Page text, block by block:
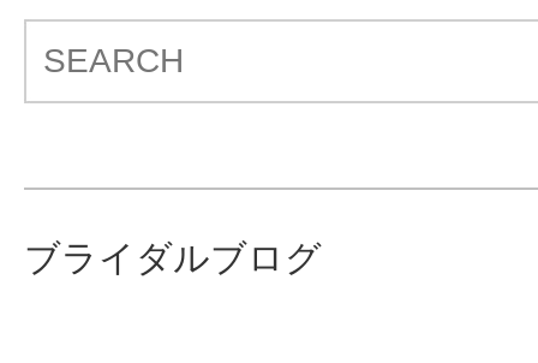
ブライダルブログ